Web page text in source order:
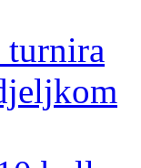
turnira